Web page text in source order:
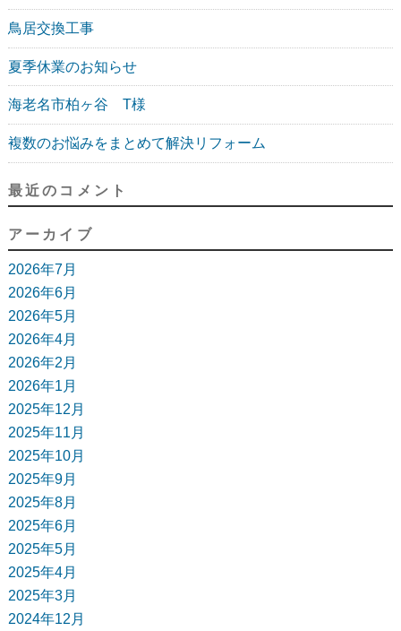
鳥居交換工事
夏季休業のお知らせ
海老名市柏ヶ谷 T様
複数のお悩みをまとめて解決リフォーム
最近のコメント
アーカイブ
2026年7月
2026年6月
2026年5月
2026年4月
2026年2月
2026年1月
2025年12月
2025年11月
2025年10月
2025年9月
2025年8月
2025年6月
2025年5月
2025年4月
2025年3月
2024年12月